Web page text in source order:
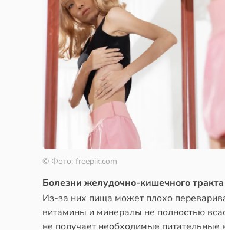
© Фото: freepik.com
Болезни желудочно-кишечного тракта
Из-за них пища может плохо
витамины и минералы не полностью
не получает необходимые питательные